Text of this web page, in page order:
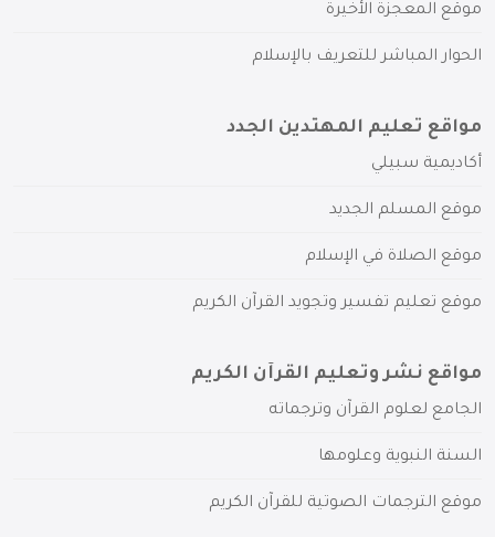
موقع المعجزة الأخيرة
الحوار المباشر للتعريف بالإسلام
مواقع تعليم المهتدين الجدد
أكاديمية سبيلي
موقع المسلم الجديد
موقع الصلاة في الإسلام
موقع تعليم تفسير وتجويد القرآن الكريم
مواقع نشر وتعليم القرآن الكريم
الجامع لعلوم القرآن وترجماته
السنة النبوية وعلومها
موقع الترجمات الصوتية للقرآن الكريم